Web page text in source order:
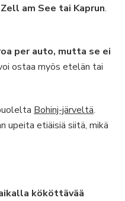
am See tai Kaprun.
per auto, mutta se ei
ostaa myös etelän tai
Bohinj-järveltä.
upeita etiäisiä siitä, mikä
kököttävää